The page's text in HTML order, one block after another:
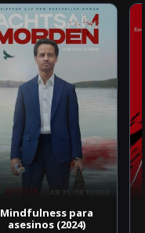
Mindfulness para
asesinos (2024)